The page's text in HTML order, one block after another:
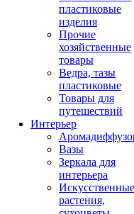
пластиковые
изделия
Прочие
хозяйственные
товары
Ведра, тазы
пластиковые
Товары для
путешествий
Интерьер
Вазы
Зеркала для
интерьера
Искусственные
растения,